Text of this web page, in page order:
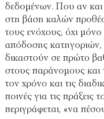
δεδομένων. Που αν
στη βάση καλών
τους ενόχους, όχι
απόδοσης
δικαστούν σε πρώτο
στους παράνομους
τον χρόνο και τις
ποινές για τις
περιγράφεται, «να